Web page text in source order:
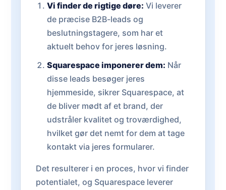
Vi finder de rigtige døre: Vi leverer
de præcise B2B-leads og
beslutningstagere, som har et
aktuelt behov for jeres løsning.
Squarespace imponerer dem: Når
disse leads besøger jeres
hjemmeside, sikrer Squarespace, at
de bliver mødt af et brand, der
udstråler kvalitet og troværdighed,
hvilket gør det nemt for dem at tage
kontakt via jeres formularer.
Det resulterer i en proces, hvor vi finder
potentialet, og Squarespace leverer